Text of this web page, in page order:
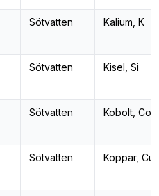
Sötvatten Kalium, K
Sötvatten Kisel, Si
Sötvatten Kobolt, Co
Sötvatten Koppar, Cu